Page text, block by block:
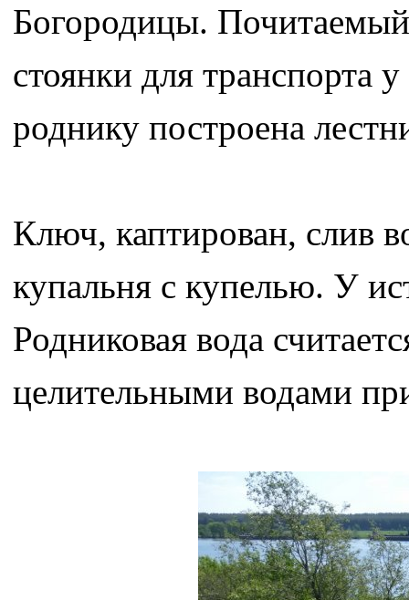
Богородицы.
стоянки для транспорта
роднику построена
Ключ, каптирован, слив
купальня с купелью. У
Родниковая вода
целительными водами